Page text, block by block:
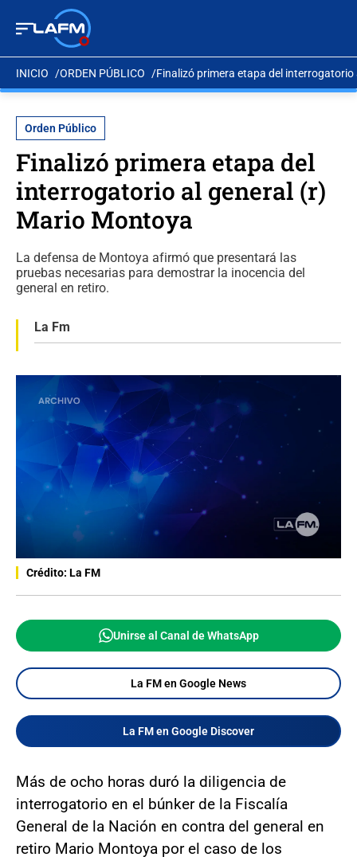
INICIO ORDEN PÚBLICO Finalizó primera etapa del
Orden Público
Finalizó primera etapa del
interrogatorio al general (r)
Mario Montoya
La defensa de Montoya afirmó que presentará las
pruebas necesarias para demostrar la inocencia del
general en retiro.
La Fm
Crédito: La FM
Unirse al Canal de WhatsApp
La FM en Google News
La FM en Google Discover
Más de ocho horas duró la diligencia de
interrogatorio en el búnker de la Fiscalía
General de la Nación en contra del general en
retiro Mario Montoya por el caso de los